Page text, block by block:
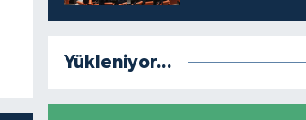
Yükleniyor...